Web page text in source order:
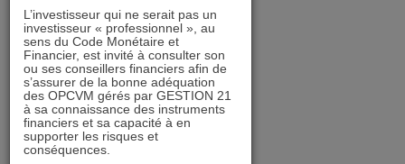
juin 2026
mai 2026
avril 2026
mars 2026
février 2026
décembre 2025
L’investisseur qui ne serait pas un
investisseur « professionnel », au
sens du Code Monétaire et
Financier, est invité à consulter son
ou ses conseillers financiers afin de
s’assurer de la bonne adéquation
des OPCVM gérés par GESTION 21
à sa connaissance des instruments
financiers et sa capacité à en
supporter les risques et
conséquences.